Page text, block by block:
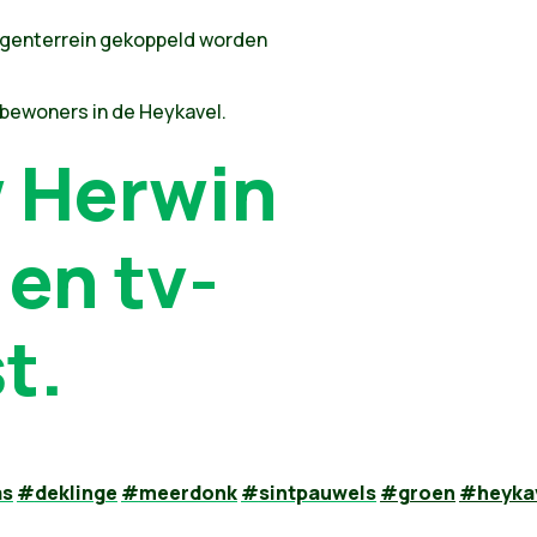
gekoppeld worden
in de Heykavel.
tv-
#deklinge #meerdonk#sintpauwels#groen